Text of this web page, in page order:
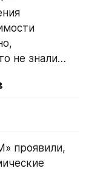
не знали…
проявили,